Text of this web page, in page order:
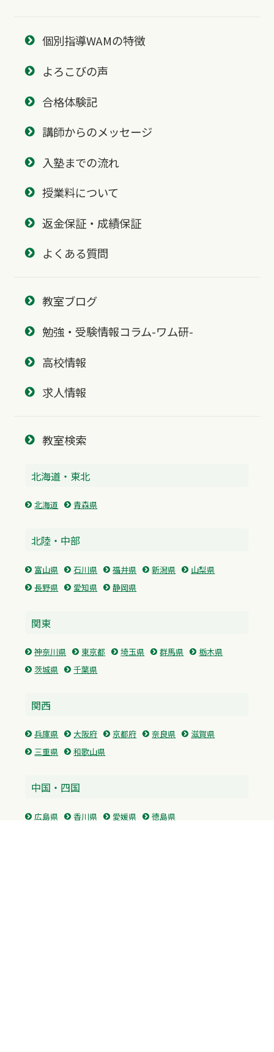
個別指導WAMの特徴
よろこびの声
合格体験記
講師からのメッセージ
入塾までの流れ
授業料について
返金保証・成績保証
よくある質問
教室ブログ
勉強・受験情報コラム-ワム研-
高校情報
求人情報
教室検索
北海道・東北
北海道 青森県
北陸・中部
富山県 石川県 福井県 新潟県
山梨県
長野県
愛知県 静岡県
関東
神奈川県 東京都 埼玉県 群馬県
栃木県
茨城県
千葉県
関西
兵庫県 大阪府 京都府 奈良県
滋賀県
三重県
和歌山県
中国・四国
広島県 香川県 愛媛県 徳島県